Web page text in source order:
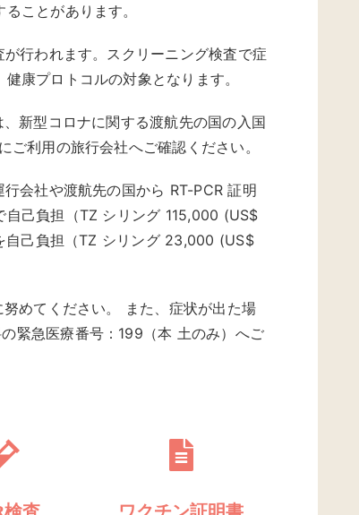
ことがあります。
行われます。スクリーニング検査で症
康プロトコルの対象となります。
新型コロナに関する渡航先の国の入国
利用の旅行会社へご確認ください。
会社や渡航先の国から RT-PCR 証明
己負担（TZ シリング 115,000 (US$
自己負担（TZ シリング 23,000 (US$
めてください。 また、症状が出た場
緊急医療番号：199（本 土のみ）へご